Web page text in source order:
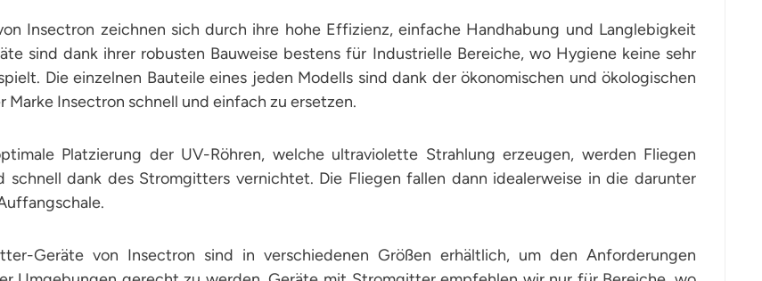
Insectron zeichnen sich durch ihre hohe Effizienz, einfache Handhabung und Langlebigkeit
sind dank ihrer robusten Bauweise bestens für Industrielle Bereiche, wo Hygiene keine sehr
Die einzelnen Bauteile eines jeden Modells sind dank der ökonomischen und ökologischen
Marke Insectron schnell und einfach zu ersetzen.
Platzierung der UV-Röhren, welche ultraviolette Strahlung erzeugen, werden Fliegen
schnell dank des Stromgitters vernichtet. Die Fliegen fallen dann idealerweise in die darunter
Geräte von Insectron sind in verschiedenen Größen erhältlich, um den Anforderungen